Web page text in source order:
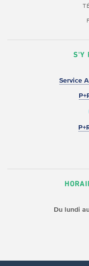
S'Y
Service
Du lundi